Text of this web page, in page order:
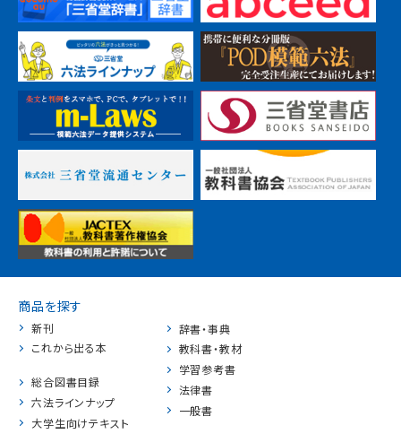
商品を探す
新刊
これから出る本
総合図書目録
六法ラインナップ
大学生向けテキスト
辞書・事典
教科書・教材
学習参考書
法律書
一般書